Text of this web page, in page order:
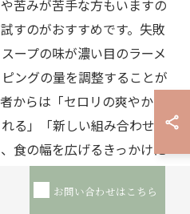
苦みが苦手な方もいますの
すのがおすすめです。失敗
ープの味が濃い目のラーメ
ングの量を調整することが
からは「セロリの爽やかさ
る」「新しい組み合わせに
食の幅を広げるきっかけに
お問い合わせはこちら